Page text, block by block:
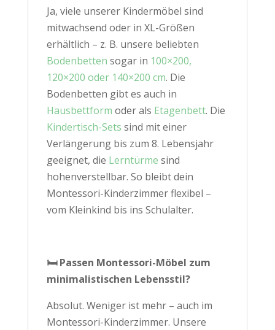
Ja, viele unserer Kindermöbel sind
mitwachsend oder in XL-Größen
erhältlich – z. B. unsere beliebten
Bodenbetten sogar in 100×200,
120×200 oder 140×200 cm. Die
Bodenbetten gibt es auch in
Hausbettform oder als Etagenbett. Die
Kindertisch-Sets sind mit einer
Verlängerung bis zum 8. Lebensjahr
geeignet, die Lerntürme sind
hohenverstellbar. So bleibt dein
Montessori-Kinderzimmer flexibel –
vom Kleinkind bis ins Schulalter.
🛏️ Passen Montessori-Möbel zum
minimalistischen Lebensstil?
Absolut. Weniger ist mehr – auch im
Montessori-Kinderzimmer. Unsere